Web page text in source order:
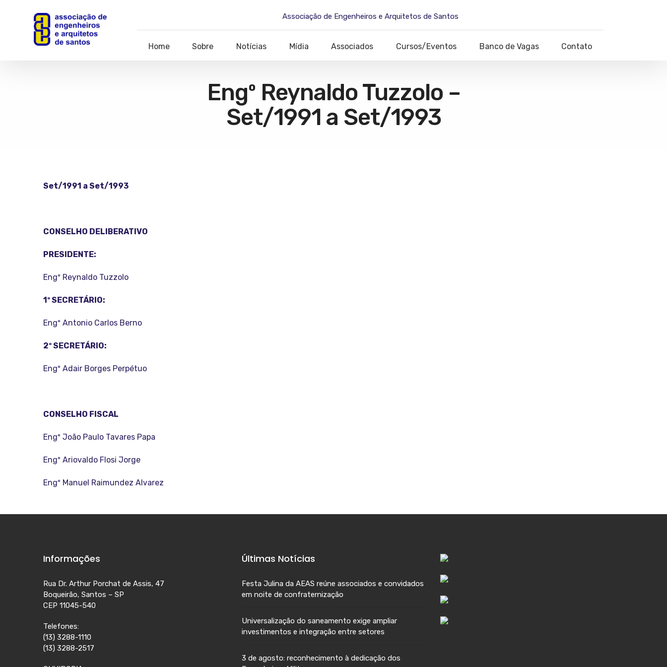
Associação de Engenheiros e Arquitetos de Santos
Home Sobre Notícias Mídia Associados Cursos/Eventos Banco de Vagas Contato
Engº Reynaldo Tuzzolo –
Set/1991 a Set/1993
Set/1991 a Set/1993
CONSELHO DELIBERATIVO
PRESIDENTE:
Engº Reynaldo Tuzzolo
1º SECRETÁRIO:
Engº Antonio Carlos Berno
2º SECRETÁRIO:
Engº Adair Borges Perpétuo
CONSELHO FISCAL
Engº João Paulo Tavares Papa
Engº Ariovaldo Flosi Jorge
Engº Manuel Raimundez Alvarez
Informações
Rua Dr. Arthur Porchat de Assis, 47
Boqueirão, Santos – SP
CEP 11045-540
Telefones:
(13) 3288-1110
(13) 3288-2517
Últimas Notícias
Festa Julina da AEAS reúne associados e convidados
em noite de confraternização
Universalização do saneamento exige ampliar
investimentos e integração entre setores
3 de agosto: reconhecimento à dedicação dos